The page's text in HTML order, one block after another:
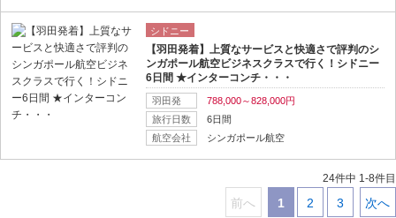
シドニー
【羽田発着】上質なサービスと快適さで評判のシ
ンガポール航空ビジネスクラスで行く！シドニー
6日間 ★インターコンチ・・・
羽田発
788,000～828,000円
旅行日数
6日間
航空会社
シンガポール航空
24件中 1-8件目
前へ 1 2 3 次へ